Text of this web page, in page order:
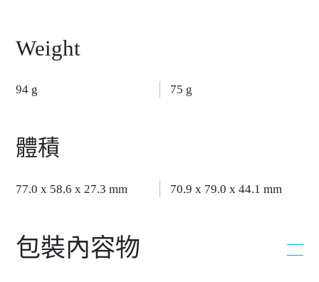
Weight
94 g 75 g
體積
77.0 x 58.6 x 27.3 mm 70.9 x 79.0 x 44.1 mm
包裝內容物